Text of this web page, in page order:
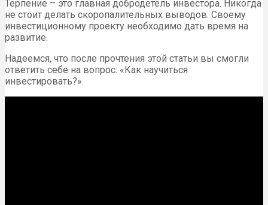
Терпение – это главная добродетель инвестора. Никогда
не стоит делать скоропалительных выводов. Своему
инвестиционному проекту необходимо дать время на
развитие.
Надеемся, что после прочтения этой статьи вы смогли
ответить себе на вопрос: «Как научиться
инвестировать?».